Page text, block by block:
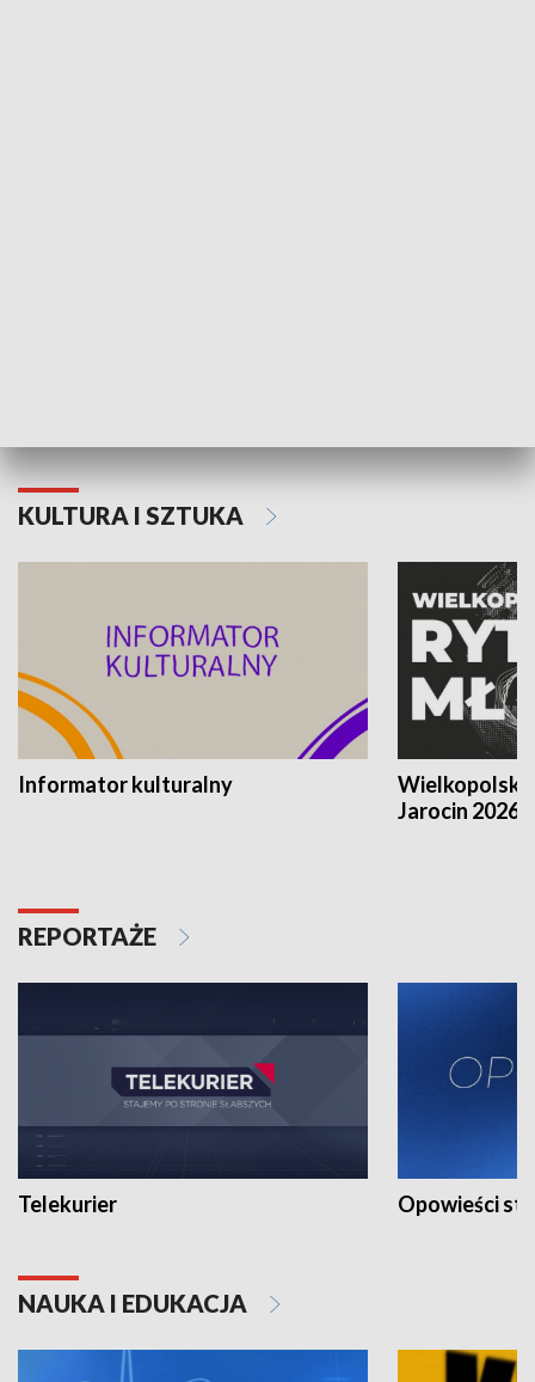
KULTURA I SZTUKA
Informator kulturalny
Jarocin 2026
REPORTAŻE
Telekurier Opowieści
NAUKA I EDUKACJA